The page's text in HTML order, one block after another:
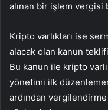
alınan bir işlem vergisi
Kripto varlıkları ise
alacak olan kanun
Bu kanun ile kripto
yönetimi ilk
ardından vergilendirme